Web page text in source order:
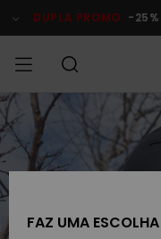
do
DUPLA PROMO -
HOMEM
MENINO
MULHER
FAZ UMA